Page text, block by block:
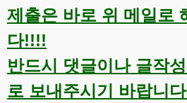
제출은 바로 위 메일로
다!!!!
반드시 댓글이나 글작
로 보내주시기 바랍니